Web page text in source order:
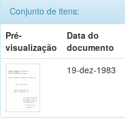
Conjunto de itens:
Pré-
visualização
Data do
documento
19-dez-1983